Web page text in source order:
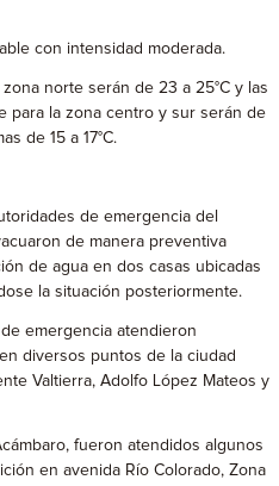
con intensidad moderada.
norte serán de 23 a 25°C y las
para la zona centro y sur serán de
de 15 a 17°C.
de emergencia del
de manera preventiva
de agua en dos casas ubicadas
la situación posteriormente.
emergencia atendieron
diversos puntos de la ciudad
Valtierra, Adolfo López Mateos y
fueron atendidos algunos
en avenida Río Colorado, Zona